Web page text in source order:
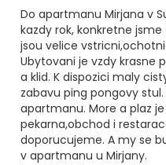
Do apartmanu Mirjana v
kazdy rok, konkretne
jsou velice
Ubytovani je vzdy krasne
a klid. K dispozici maly
zabavu ping pongovy
apartmanu. More a plaz
pekarna,obchod i
doporucujeme. A my se
v apartmanu u Mirjany.